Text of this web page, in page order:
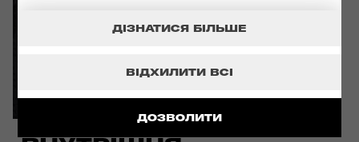
ДОЗВОЛИТИ
ВІДХИЛИТИ ВСІ
ДІЗНАТИСЯ БІЛЬШЕ